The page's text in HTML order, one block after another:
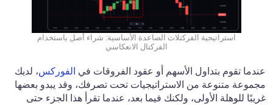
استراتيجية الفركتلات الصاعدة الأساسية: شراء أصل باستخدام
الفركتال الانعكاسي
عندما تقوم بتداول الأسهم أو عقود الفروقات في الفوركس، لديك
مجموعة متنوعة من الاستراتيجيات تحت تصرفك، وقد يبدو بعضها
غريبًا للوهلة الأولى، ولكنك فيما بعد، عندما تقرأ هذا الجزء حتى